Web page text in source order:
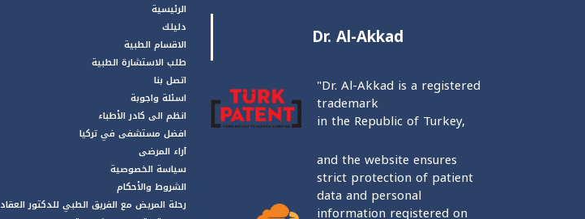
الرئيسية
دليلك
الاقسام الطبية
طلب الاستشارة الطبية
اتصل بنا
اسئلة واجوبة
انظم الى كادر الأطباء
افضل مستشفى في تركيا
آراء المرضى
سياسة الخصوصية
الشروط والأحكام
رحلة المريض مع الفريق الطبي للدكتور العقاد
Dr. Al-Akkad
"Dr. Al-Akkad is a registered
trademark
in the Republic of Turkey,
and the website ensures
strict protection of patient
data and personal
information registered on